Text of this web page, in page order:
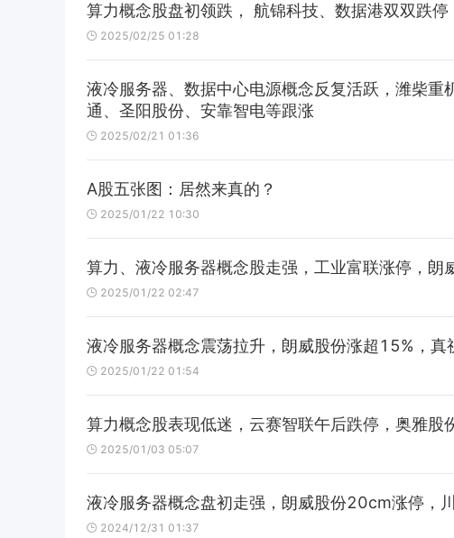
算力概念股盘初领跌， 航锦科技、数据港双双跌
2025/02/25 01:28
液冷服务器、数据中心电源概念反复活跃，潍柴
通、圣阳股份、安靠智电等跟涨
2025/02/21 01:36
A股五张图：居然来真的？
2025/01/22 10:30
算力、液冷服务器概念股走强，工业富联涨停，
2025/01/22 02:47
液冷服务器概念震荡拉升，朗威股份涨超15%，
2025/01/22 01:54
算力概念股表现低迷，云赛智联午后跌停，奥雅
2025/01/03 05:07
液冷服务器概念盘初走强，朗威股份20cm涨停，
2024/12/31 01:37